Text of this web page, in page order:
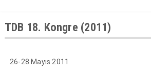
TDB 18. Kongre (2011)
26-28 Mayıs 2011